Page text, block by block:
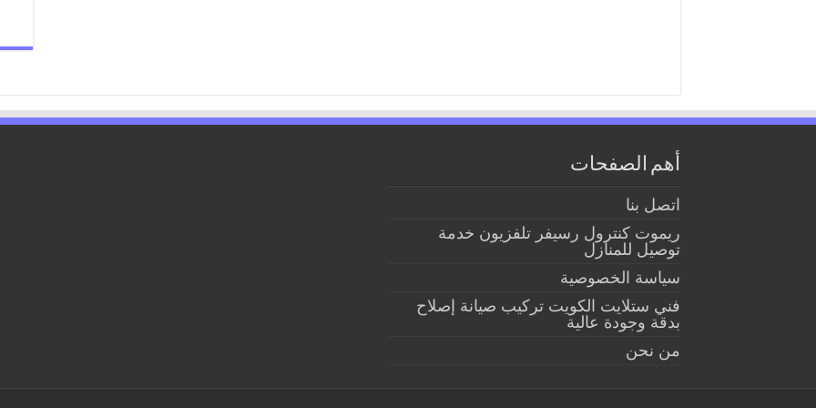
أهم الصفحات
اتصل بنا
ريموت كنترول رسيفر تلفزيون خدمة
توصيل للمنازل
سياسة الخصوصية
فني ستلايت الكويت تركيب صيانة إصلاح
بدقة وجودة عالية
من نحن